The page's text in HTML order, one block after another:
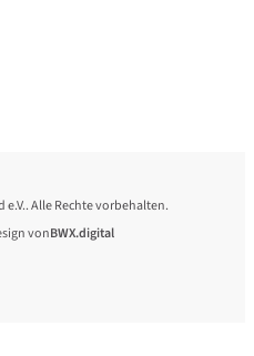
Alle Rechte vorbehalten.
vonBWX.digital